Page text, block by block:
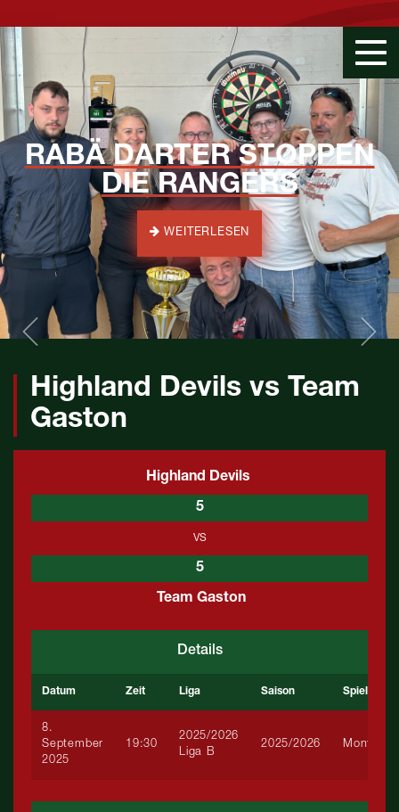
RABÄ DARTER STOPPEN
DIE RANGERS
WEITERLESEN
Previous
Highland Devils vs Team
Gaston
Highland Devils
5
vs
5
Team Gaston
Details
Datum Zeit Liga Saison Spieltag
8.
September
2025
19:30
2025/2026
Liga B
2025/2026 Montag